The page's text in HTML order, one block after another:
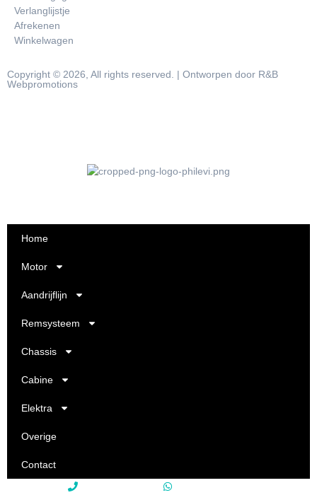
Verlanglijstje
Afrekenen
Winkelwagen
Copyright © 2026, All rights reserved. | Ontworpen door R&B
Webpromotions
Home
Motor
Aandrijflijn
Remsysteem
Chassis
Cabine
Elektra
Overige
Contact